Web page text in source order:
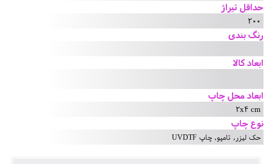
حداقل تیراژ
200
رنگ بندی
ابعاد کالا
ابعاد محل چاپ
2x4 cm
نوع چاپ
حک لیزر, تامپو, چاپ UVDTF